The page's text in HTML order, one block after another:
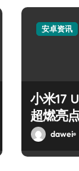
安卓资讯
小米17
超燃亮
dawei